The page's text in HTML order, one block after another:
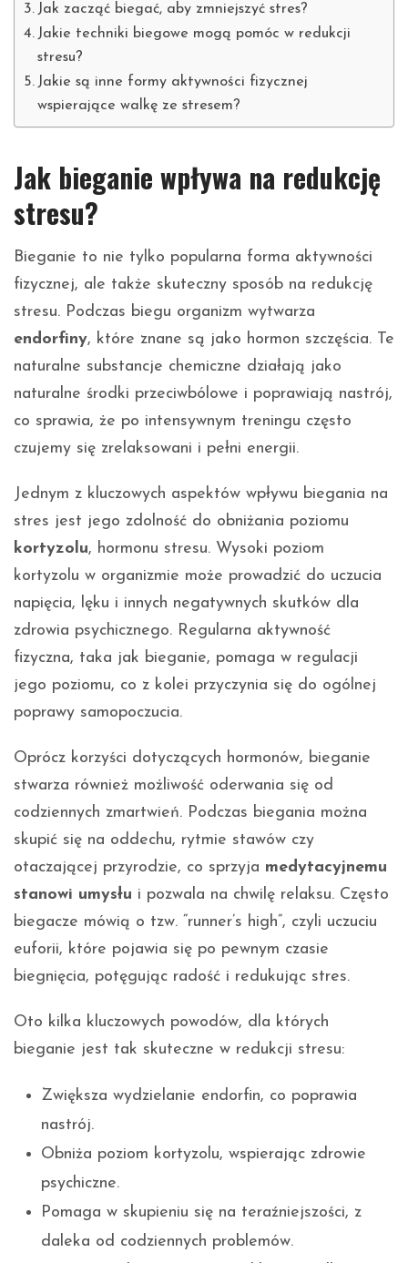
Jak zacząć biegać, aby zmniejszyć stres?
Jakie techniki biegowe mogą pomóc w redukcji
stresu?
Jakie są inne formy aktywności fizycznej
wspierające walkę ze stresem?
Jak bieganie wpływa na redukcję
stresu?
Bieganie to nie tylko popularna forma aktywności
fizycznej, ale także skuteczny sposób na redukcję
stresu. Podczas biegu organizm wytwarza
endorfiny, które znane są jako hormon szczęścia. Te
naturalne substancje chemiczne działają jako
naturalne środki przeciwbólowe i poprawiają nastrój,
co sprawia, że po intensywnym treningu często
czujemy się zrelaksowani i pełni energii.
Jednym z kluczowych aspektów wpływu biegania na
stres jest jego zdolność do obniżania poziomu
kortyzolu, hormonu stresu. Wysoki poziom
kortyzolu w organizmie może prowadzić do uczucia
napięcia, lęku i innych negatywnych skutków dla
zdrowia psychicznego. Regularna aktywność
fizyczna, taka jak bieganie, pomaga w regulacji
jego poziomu, co z kolei przyczynia się do ogólnej
poprawy samopoczucia.
Oprócz korzyści dotyczących hormonów, bieganie
stwarza również możliwość oderwania się od
codziennych zmartwień. Podczas biegania można
skupić się na oddechu, rytmie stawów czy
otaczającej przyrodzie, co sprzyja medytacyjnemu
stanowi umysłu i pozwala na chwilę relaksu. Często
biegacze mówią o tzw. “runner’s high”, czyli uczuciu
euforii, które pojawia się po pewnym czasie
biegnięcia, potęgując radość i redukując stres.
Oto kilka kluczowych powodów, dla których
bieganie jest tak skuteczne w redukcji stresu:
Zwiększa wydzielanie endorfin, co poprawia
nastrój.
Obniża poziom kortyzolu, wspierając zdrowie
psychiczne.
Pomaga w skupieniu się na teraźniejszości, z
daleka od codziennych problemów.